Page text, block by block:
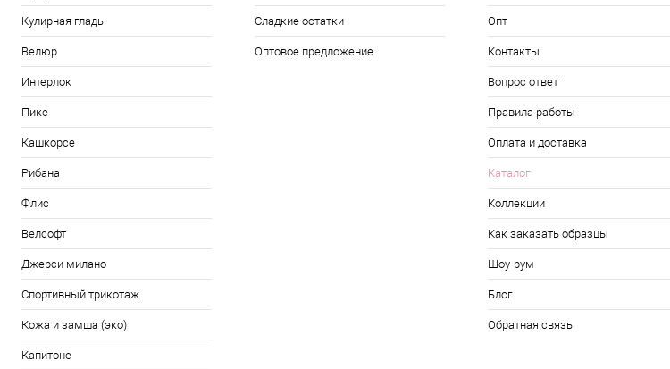
Кулирная гладь
Велюр
Интерлок
Пике
Кашкорсе
Рибана
Флис
Велсофт
Джерси милано
Спортивный трикотаж
Кожа и замша (эко)
Капитоне
Сладкие остатки
Оптовое предложение
Опт
Контакты
Вопрос ответ
Правила работы
Оплата и доставка
Каталог
Коллекции
Как заказать образцы
Шоу-рум
Блог
Обратная связь